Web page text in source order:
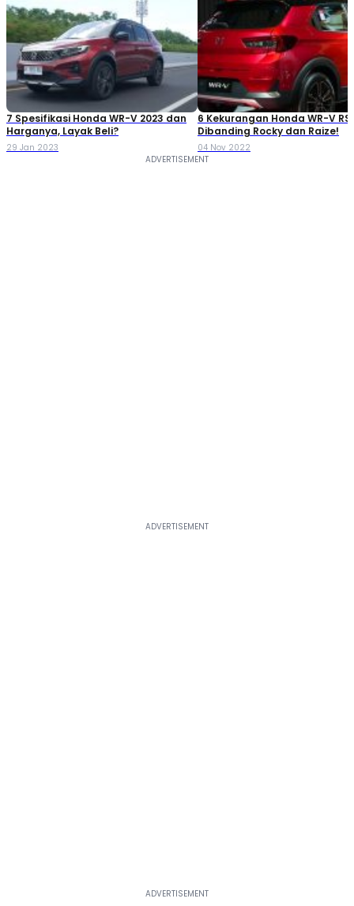
7 Spesifikasi Honda WR-V 2023 dan
Harganya, Layak Beli?
29 Jan 2023
6 Kekurangan Honda WR-V RS
Dibanding Rocky dan Raize!
04 Nov 2022